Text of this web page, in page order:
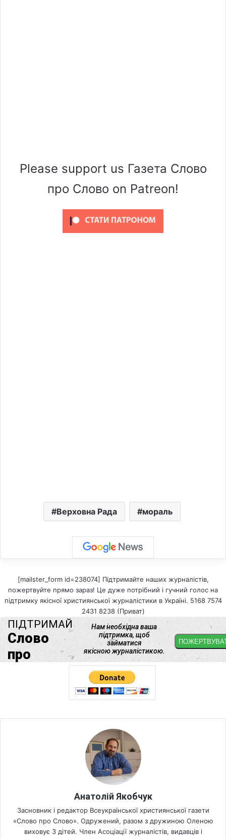
Please support us Газета Слово
про Слово on Patreon!
Верховна Рада мораль
[mailster_form id=238074] Підтримайте наших журналістів,
пожертвуйте прямо зараз! Це дуже потрібний і гучний голос на
підтримку якісної християнської журналістики в Україні. 5168 7574
2431 8238 (Приват)
Анатолій Якобчук
Засновник і редактор Всеукраїнської християнської газети
«Слово про Слово». Одружений, разом з дружиною Оленою
виховує 3 дітей. Член Асоціації журналістів, видавців і